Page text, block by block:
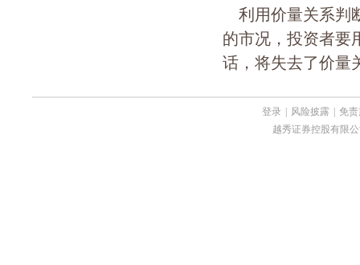
利用价量关系判
的市况，投资者要
话，将失去了价量
登录 风险披露
免
越秀证券控股有限公